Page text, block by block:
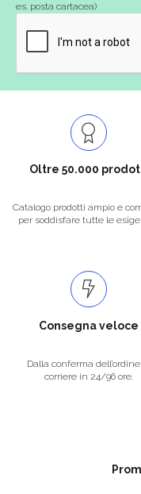
es. posta cartacea)
Oltre 50.000
Catalogo prodotti ampio e
per soddisfare tutte le
Consegna veloce
Dalla conferma
corriere in 24/96 ore.